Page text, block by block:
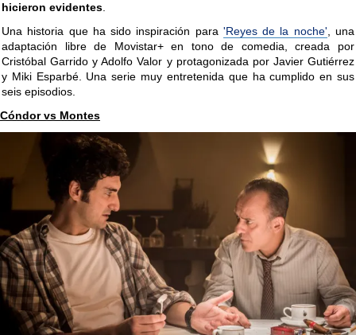
hicieron evidentes
Una historia que ha sido inspiración para 'Reyes de la noche' , una
adaptación libre de Movistar+ en tono de comedia, creada por
Cristóbal Garrido y Adolfo Valor y protagonizada por Javier Gutiérrez
y Miki Esparbé. Una serie muy entretenida que ha cumplido en sus
seis episodios.
Cóndor vs Montes